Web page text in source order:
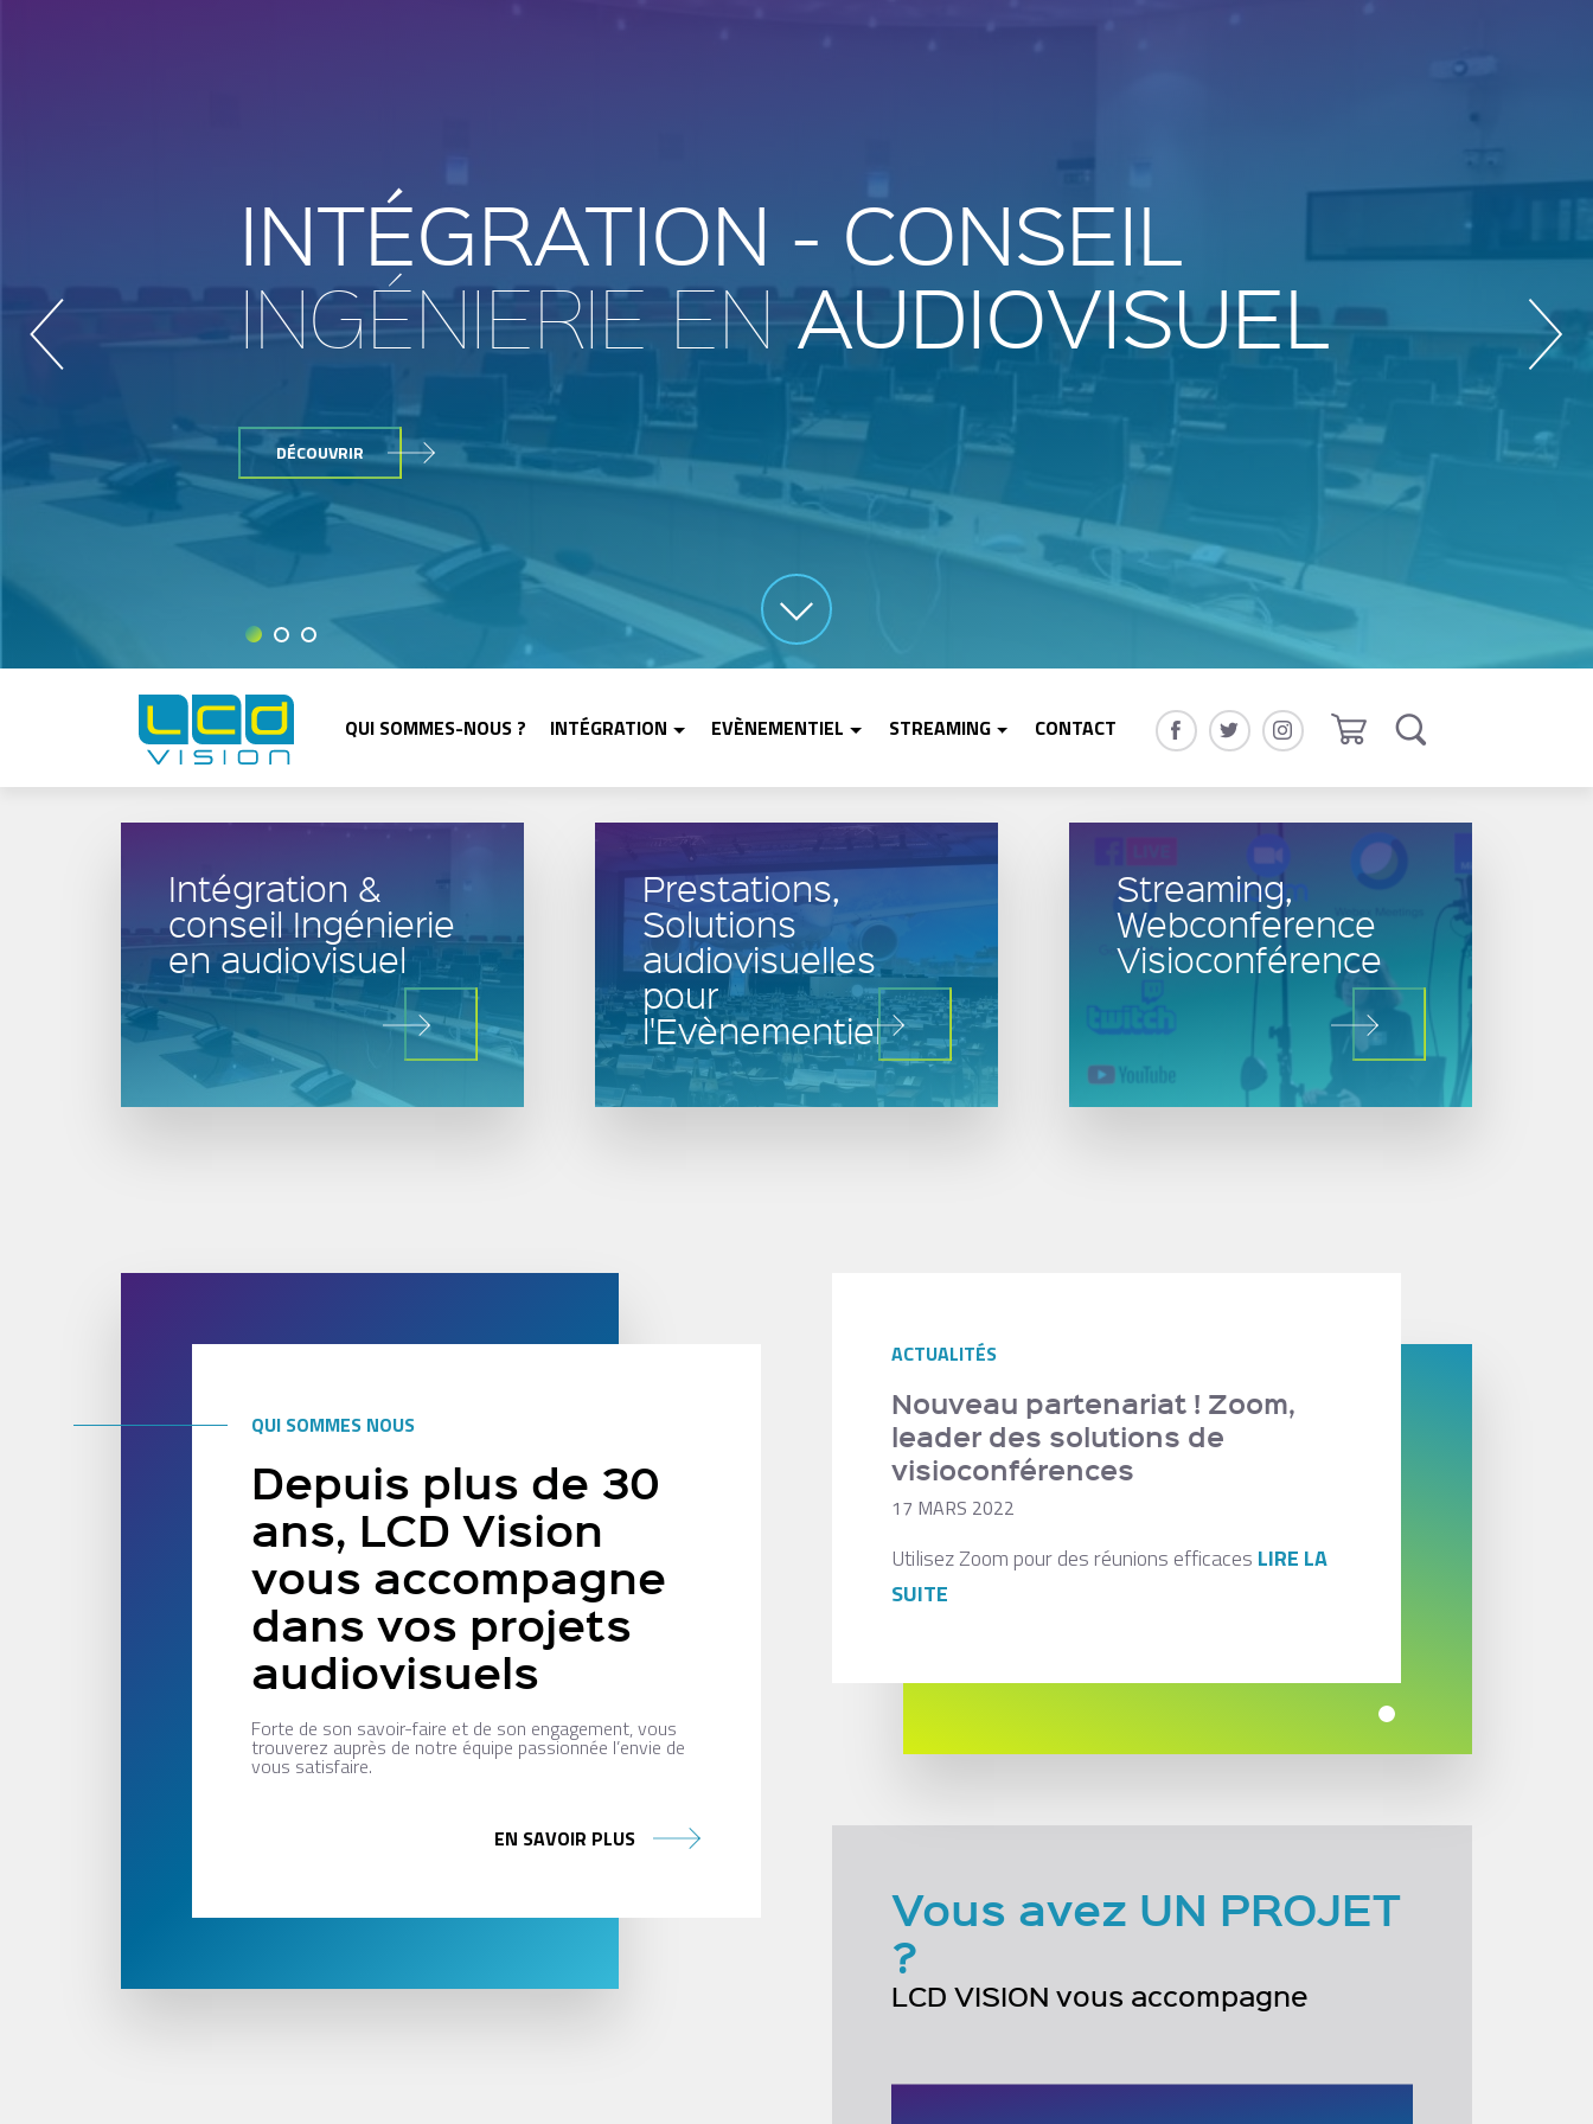
INTÉGRATION - CONSEIL
INGÉNIERIE ENAUDIOVISUEL
DÉCOUVRIR
QUI SOMMES-NOUS ? INTÉGRATION EVÈNEMENTIEL STREAMING CONTACT
Intégration &
conseil Ingénierie
en audiovisuel
Prestations,
Solutions
audiovisuelles
pour
l'Evènementiel
Streaming,
Webconference
Visioconférence
QUI SOMMES NOUS
Depuis plus de 30
ans, LCD Vision
vous accompagne
dans vos projets
audiovisuels
Forte de son savoir-faire et de son engagement, vous
trouverez auprès de notre équipe passionnée l’envie de
vous satisfaire.
EN SAVOIR PLUS
ACTUALITÉS
Nouveau partenariat ! Zoom,
leader des solutions de
visioconférences
17 MARS 2022
Utilisez Zoom pour des réunions efficaces LIRE LA
SUITE
Vous avez UN PROJET
?
LCD VISION vous accompagne